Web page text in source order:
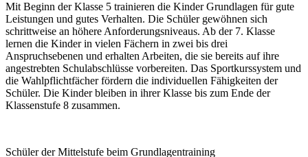
Mit Beginn der Klasse 5 trainieren die Kinder Grundlagen für gute
Leistungen und gutes Verhalten. Die Schüler gewöhnen sich
schrittweise an höhere Anforderungsniveaus. Ab der 7. Klasse
lernen die Kinder in vielen Fächern in zwei bis drei
Anspruchsebenen und erhalten Arbeiten, die sie bereits auf ihre
angestrebten Schulabschlüsse vorbereiten. Das Sportkurssystem und
die Wahlpflichtfächer fördern die individuellen Fähigkeiten der
Schüler. Die Kinder bleiben in ihrer Klasse bis zum Ende der
Klassenstufe 8 zusammen.
Schüler der Mittelstufe beim Grundlagentraining